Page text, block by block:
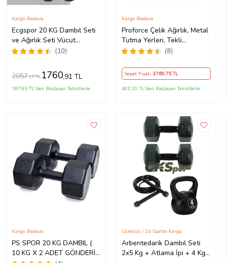
Ecgspor 20 KG Dambıl Seti
ve Ağırlık Seti Vücut
Geliştirme Aleti(10)
Kargo Bedava
2057,17 TL 1760,91 TL
187,83 TL'den Başlayan Taksitlerle
Proforce Çelik Ağırlık, Metal
Tutma Yerleri, Tekli
Profesyonel Dambıl (40 kg)
(8)
Kargo Bedava
Sepet Fiyatı 3769,75 TL
402,10 TL'den Başlayan Taksitlerle
PS SPOR 20 KG DAMBIL (
10 KG X 2 ADET GÖNDERİM
Kargo Bedava
Arbentedarik Dambıl Seti
2x5 Kg + Atlama İpi + 4 Kg
Ücretsiz / 24 Saatte Kargo